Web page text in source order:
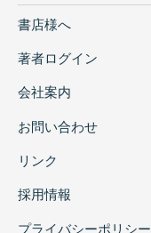
書店様へ
著者ログイン
会社案内
お問い合わせ
リンク
採用情報
プライバシーポリシー